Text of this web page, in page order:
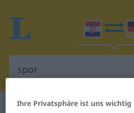
Kroatisch-Deutsch Wörterbuch
Ihre Privatsphäre ist uns wichtig